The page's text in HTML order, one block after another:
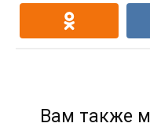
Вам также